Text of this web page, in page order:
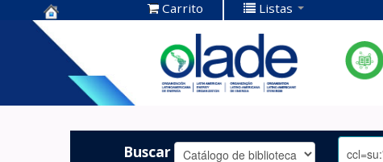
Centro de
Documentación
OLADE -
Carrito Listas
Buscar